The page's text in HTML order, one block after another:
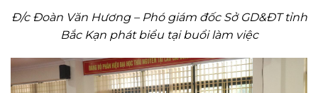
Đ/c Đoàn Văn Hương – Phó giám đốc Sở GD&ĐT tỉnh
Bắc Kạn phát biểu tại buổi làm việc